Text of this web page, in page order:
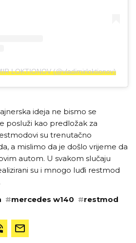
LOKTIONOV (@vladimirloktionov)
ideja ne bismo se
posluži kao predložak za
su trenutačno
a mislimo da je došlo vrijeme da
autom. U svakom slučaju
su i mnogo luđi restmod
#mercedes w140 #restmod